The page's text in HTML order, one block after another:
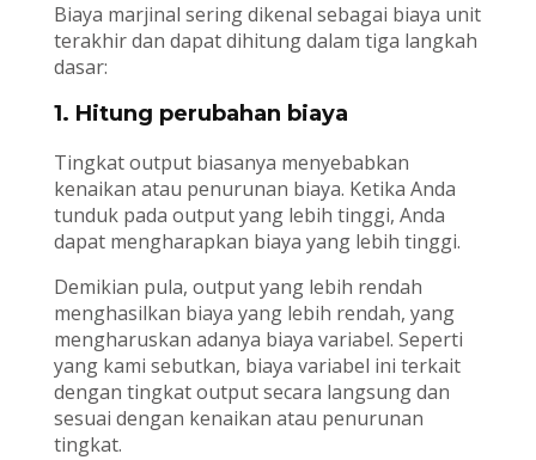
Biaya marjinal sering dikenal sebagai biaya unit
terakhir dan dapat dihitung dalam tiga langkah
dasar:
1. Hitung perubahan biaya
Tingkat output biasanya menyebabkan
kenaikan atau penurunan biaya. Ketika Anda
tunduk pada output yang lebih tinggi, Anda
dapat mengharapkan biaya yang lebih tinggi.
Demikian pula, output yang lebih rendah
menghasilkan biaya yang lebih rendah, yang
mengharuskan adanya biaya variabel. Seperti
yang kami sebutkan, biaya variabel ini terkait
dengan tingkat output secara langsung dan
sesuai dengan kenaikan atau penurunan
tingkat.